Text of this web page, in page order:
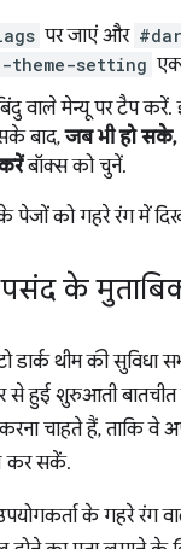
पर जाएं और
theme-setting
वाले मेन्यू पर टैप
बाद,जब भी हो सके,
बॉक्स को चुनें.
को गहरे रंग में
के
थीम की सुविधा
से हुई शुरुआती बातचीत
चाहते हैं, ताकि वे
कर सकें.
के गहरे रंग